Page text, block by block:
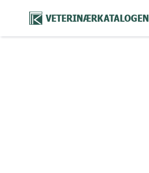
VETERINÆRKATALOGEN